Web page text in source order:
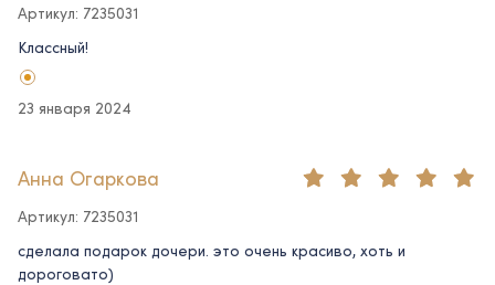
Артикул: 7235031
Классный!
23 января 2024
Анна Огаркова
Артикул: 7235031
сделала подарок дочери. это очень красиво, хоть и
дороговато)